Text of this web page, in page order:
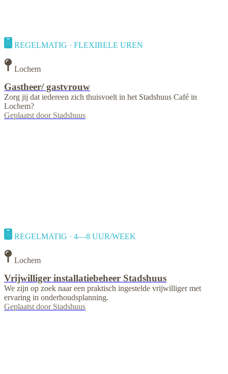
REGELMATIG · FLEXIBELE UREN
Lochem
Gastheer/ gastvrouw
Zorg jij dat iedereen zich thuisvoelt in het Stadshuus Café in
Lochem?
Geplaatst door Stadshuus
REGELMATIG · 4—8 UUR/WEEK
Lochem
Vrijwilliger installatiebeheer Stadshuus
We zijn op zoek naar een praktisch ingestelde vrijwilliger met
ervaring in onderhoudsplanning.
Geplaatst door Stadshuus